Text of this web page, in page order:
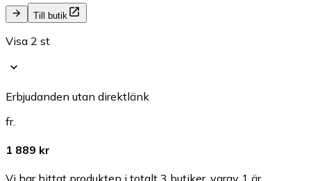
Till butik
Visa 2 st
Erbjudanden utan direktlänk
fr.
1 889 kr